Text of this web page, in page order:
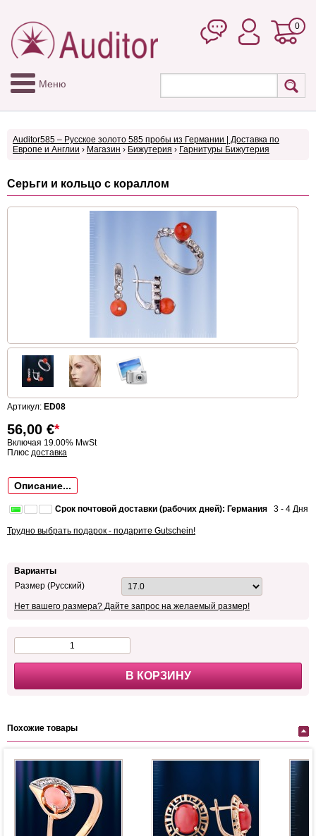
0
Меню
Auditor585 – Русское золото 585 пробы из Германии | Доставка по
Европе и Англии › Магазин › Бижутерия › Гарнитуры Бижутерия
Серьги и кольцо с кораллом
Артикул: ED08
56,00 €*
Включая 19.00% MwSt
Плюс доставка
Описание...
Срок почтовой доставки (рабочих дней): Германия 3 - 4 Дня
Трудно выбрать подарок - подарите Gutschein!
Варианты
Размер (Русский)
Нет вашего размера? Дайте запрос на желаемый размер!
В КОРЗИНУ
Похожие товары